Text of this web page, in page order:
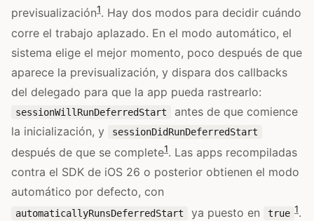
previsualización1. Hay dos modos para decidir cuándo
corre el trabajo aplazado. En el modo automático, el
sistema elige el mejor momento, poco después de que
aparece la previsualización, y dispara dos callbacks
del delegado para que la app pueda rastrearlo:
sessionWillRunDeferredStart
antes de que comience
la inicialización, y
sessionDidRunDeferredStart
después de que se complete1. Las apps recompiladas
contra el SDK de iOS 26 o posterior obtienen el modo
automático por defecto, con
automaticallyRunsDeferredStart ya puesto en true 1.